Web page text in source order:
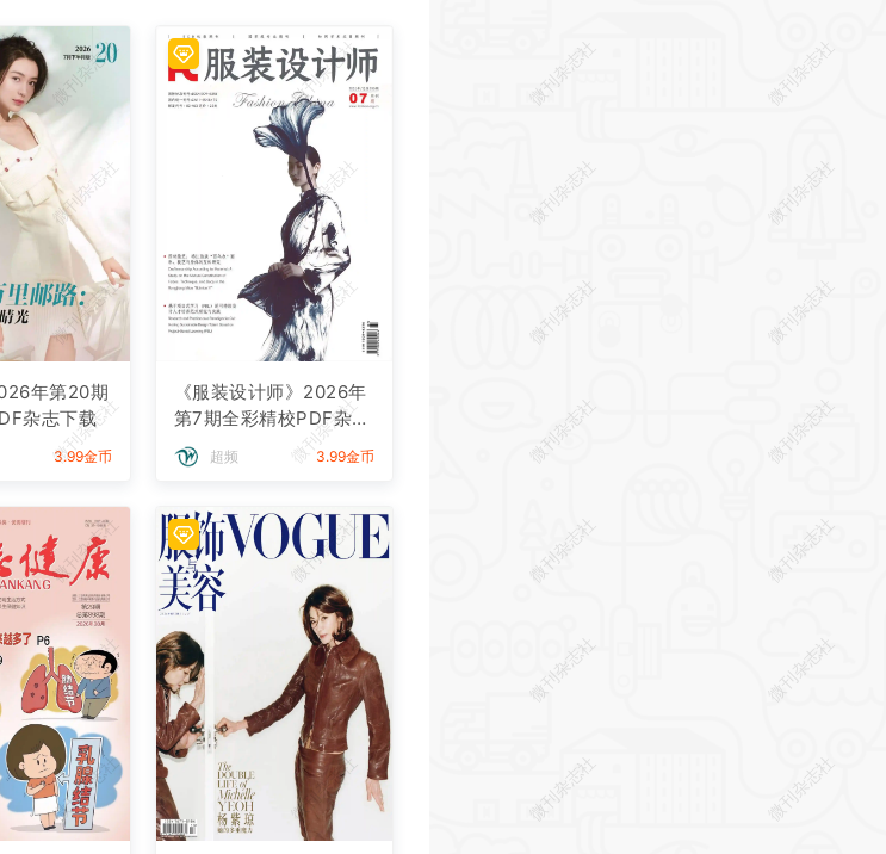
年第20期
杂志下载
3.99金币
《服装设计师》2026年
第7期全彩精校PDF杂志
下载
超频 3.99金币
微刊杂志社
微刊杂志社 微刊杂志社
微刊杂志社
微刊杂志社
微刊杂志社 微刊杂志社
微刊杂志社
微刊杂志社
微刊杂志社 微刊杂志社
微刊杂志社
微刊杂志社
微刊杂志社 微刊杂志社
微刊杂志社
微刊杂志社
微刊杂志社 微刊杂志社
微刊杂志社
微刊杂志社
微刊杂志社 微刊杂志社
微刊杂志社
微刊杂志社
微刊杂志社 微刊杂志社 微刊杂志社